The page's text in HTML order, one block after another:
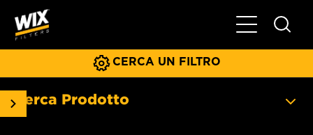
Menu
CERCA UN FILTRO
Cerca Prodotto